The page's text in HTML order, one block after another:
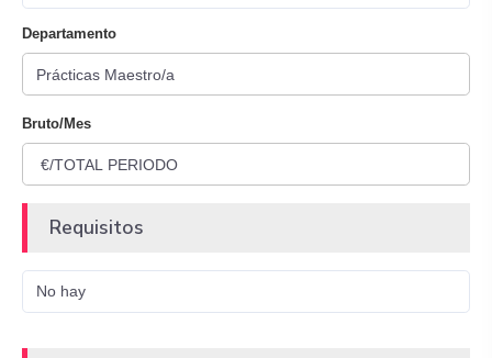
Departamento
Bruto/Mes
Requisitos
No hay